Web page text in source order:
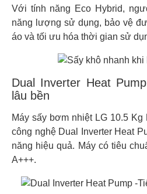
Với tính năng Eco Hybrid,
năng lượng sử dụng, bảo vệ
áo và tối ưu hóa thời gian sử
Dual Inverter Heat
lâu bền
Máy sấy bơm nhiệt LG 10.5
công nghệ Dual Inverter Heat
năng hiệu quả. Máy có tiêu
A+++.